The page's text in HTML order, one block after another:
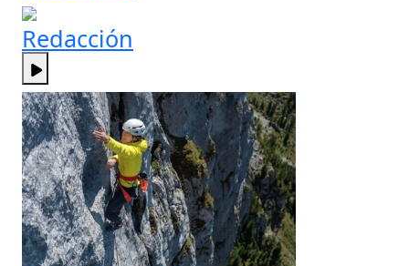
Redacción